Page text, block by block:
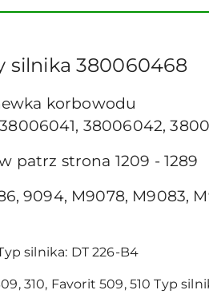
silnika 380060468
korbowodu
38006042,
patrz strona 1209 - 1289
9094, M9078, M9083,
silnika: DT 226-B4
310, Favorit 509, 510 Typ